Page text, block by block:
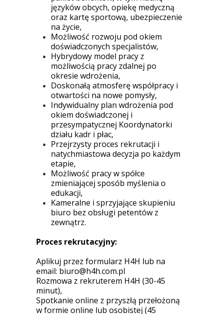
języków obcych, opiekę medyczną
oraz kartę sportową, ubezpieczenie
na życie,
Możliwość rozwoju pod okiem
doświadczonych specjalistów,
Hybrydowy model pracy z
możliwością pracy zdalnej po
okresie wdrożenia,
Doskonałą atmosferę współpracy i
otwartości na nowe pomysły,
Indywidualny plan wdrożenia pod
okiem doświadczonej i
przesympatycznej Koordynatorki
działu kadr i płac,
Przejrzysty proces rekrutacji i
natychmiastowa decyzja po każdym
etapie,
Możliwość pracy w spółce
zmieniającej sposób myślenia o
edukacji,
Kameralne i sprzyjające skupieniu
biuro bez obsługi petentów z
zewnątrz.
Proces rekrutacyjny:
Aplikuj przez formularz H4H lub na
email: biuro@h4h.com.pl
Rozmowa z rekruterem H4H (30-45
minut),
Spotkanie online z przyszłą przełożoną
w formie online lub osobistej (45